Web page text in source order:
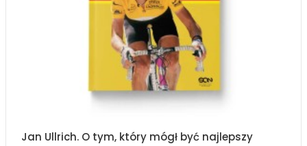
Jan Ullrich. O tym, który mógł być najlepszy